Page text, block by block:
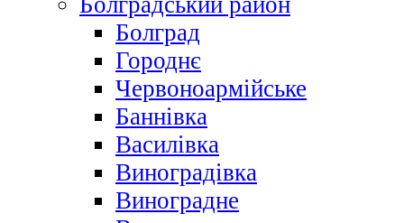
Болград
Городнє
Червоноармійське
Баннівка
Василівка
Виноградівка
Виноградне